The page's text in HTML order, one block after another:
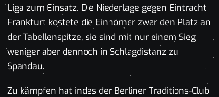
Liga zum Einsatz. Die Niederlage gegen Eintracht
Frankfurt kostete die Einhörner zwar den Platz an
der Tabellenspitze, sie sind mit nur einem Sieg
weniger aber dennoch in Schlagdistanz zu
Spandau.
Zu kämpfen hat indes der Berliner Traditions-Club